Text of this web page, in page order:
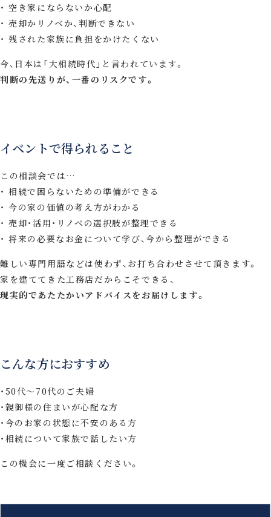
空き家にならないか心配
売却かリノベか、判断できない
残された家族に負担をかけたくない
今、日本は「大相続時代」と言われています。
判断の先送りが、一番のリスクです。
イベントで得られること
この相談会では…
相続で困らないための準備ができる
今の家の価値の考え方がわかる
売却・活用・リノベの選択肢が整理できる
将来の必要なお金について学び、今から整理ができる
難しい専門用語などは使わず、お打ち合わせさせて頂きます。
家を建ててきた工務店だからこそできる、
現実的であたたかいアドバイスをお届けします。
こんな方におすすめ
50代〜70代のご夫婦
親御様の住まいが心配な方
今のお家の状態に不安のある方
相続について家族で話したい方
この機会に一度ご相談ください。